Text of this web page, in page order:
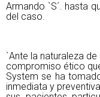
Armando `S´. hasta
del caso.
`Ante la naturaleza
compromiso ético
System se ha
inmediata y